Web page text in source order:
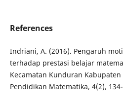
References
Indriani, A. (2016). Pengaruh
terhadap prestasi belajar
Kecamatan Kunduran
Pendidikan Matematika, 4(2),